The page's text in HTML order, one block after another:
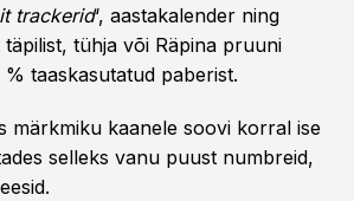
trackerid‘, aastakalender ning
täpilist, tühja või Räpina pruuni
taaskasutatud paberist.
märkmiku kaanele soovi korral ise
selleks vanu puust numbreid,